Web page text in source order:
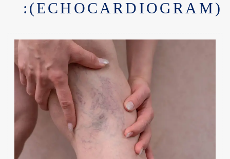
(ECHOCARDIOGRAM):